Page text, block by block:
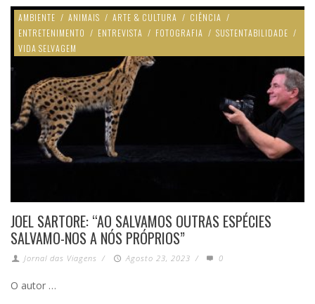
AMBIENTE / ANIMAIS / ARTE & CULTURA / CIÊNCIA /
ENTRETENIMENTO / ENTREVISTA / FOTOGRAFIA / SUSTENTABILIDADE /
VIDA SELVAGEM
JOEL SARTORE: “AO SALVAMOS OUTRAS ESPÉCIES
SALVAMO-NOS A NÓS PRÓPRIOS”
Jornal das Viagens / Agosto 23, 2023 / 0
O autor …